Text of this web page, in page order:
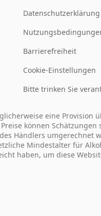
Datenschutzerklärung
Barrierefreiheit
Cookie-Einstellungen
Bitte trinken Sie
eine Provision
können Schätzungen
Händlers umgerechnet
Mindestalter für
haben, um diese